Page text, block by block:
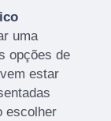
uma
opções de
estar
escolher